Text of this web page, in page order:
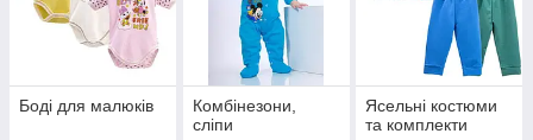
Боді для малюків
Комбінезони,
сліпи
Ясельні костюми
та комплекти